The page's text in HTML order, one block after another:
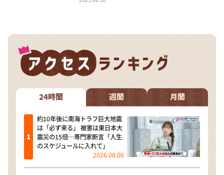
河合＆A.B.C-Z塚田×福井アナ「なんでやねん！？」
（news おかえり）
DAIGOも台所 ～きょうの献立 何にする？～
本日はダイアンなり！シーズン２
朝だ！生です旅サラダ
教えて！ニュースライブ 正義のミカタ
ＬＩＦＥ～夢のカタチ～
新婚さんいらっしゃい！
24時間 週間 月間
約10年後に南海トラフ巨大地震
は「必ず来る」 被害は東日本大
震災の15倍…専門家断言「人生
のスケジュールに入れて」
2026.08.06